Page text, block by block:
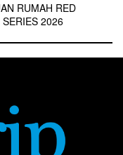
RUMAH RED
2026